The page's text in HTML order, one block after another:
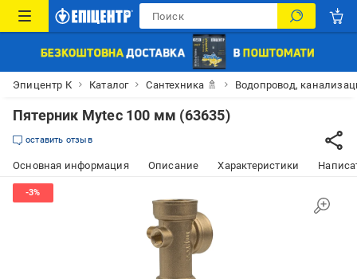
Эпицентр К Каталог Сантехника 🚿 Водопровод,
Пятерник Mytec 100 мм (63635)
оставить отзыв
Основная информация Описание Характеристики